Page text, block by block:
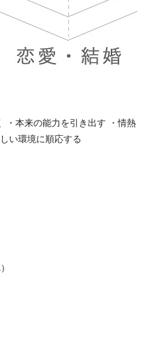
・本来の能力を引き出す ・情熱
い環境に順応する